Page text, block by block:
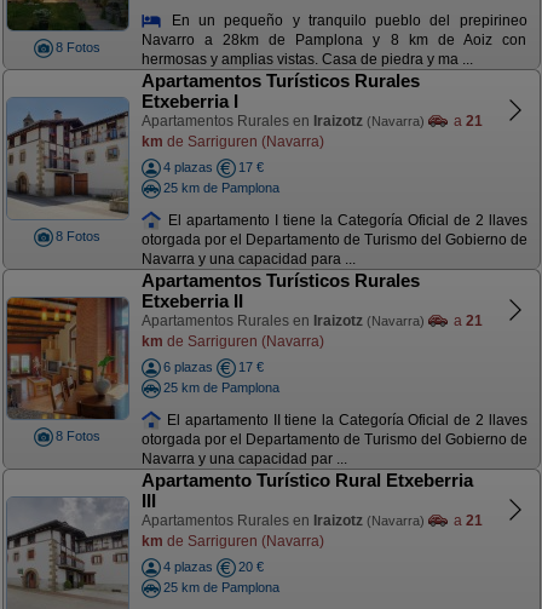
8 Fotos
En un pequeño y tranquilo pueblo del prepirineo
Navarro a 28km de Pamplona y 8 km de Aoiz con
hermosas y amplias vistas. Casa de piedra y ma ...
8 Fotos
Apartamentos Turísticos Rurales
Etxeberria I
Apartamentos Rurales en Iraizotz (Navarra) a 21
km de Sarriguren (Navarra)
4 plazas
17 €
25 km de Pamplona
El apartamento I tiene la Categoría Oficial de 2 llaves
otorgada por el Departamento de Turismo del Gobierno de
Navarra y una capacidad para ...
8 Fotos
Apartamentos Turísticos Rurales
Etxeberria II
Apartamentos Rurales en Iraizotz (Navarra) a 21
km de Sarriguren (Navarra)
6 plazas
17 €
25 km de Pamplona
El apartamento II tiene la Categoría Oficial de 2 llaves
otorgada por el Departamento de Turismo del Gobierno de
Navarra y una capacidad par ...
Apartamento Turístico Rural Etxeberria
III
Apartamentos Rurales en Iraizotz (Navarra) a 21
km de Sarriguren (Navarra)
4 plazas
20 €
25 km de Pamplona